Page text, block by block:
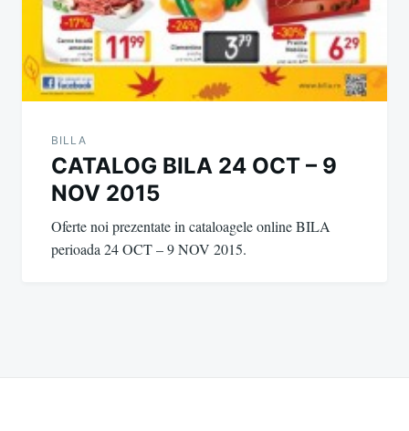
BILLA
CATALOG BILA 24 OCT – 9
NOV 2015
Oferte noi prezentate in cataloagele online BILA
perioada 24 OCT – 9 NOV 2015.